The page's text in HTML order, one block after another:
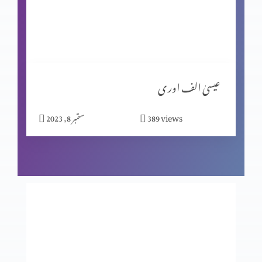
گنا ہ کی مزدوری
خدا اور ہم
عیسیٰ الف اور ی
ستمبر 8, 2023 389views